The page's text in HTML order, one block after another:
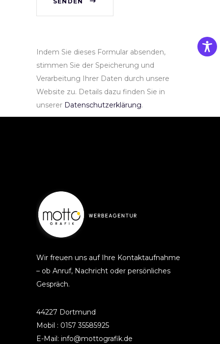
Indem Sie dieses Formular absenden,
stimmen Sie der Speicherung und
Verarbeitung Ihrer Daten durch unsere
Website zu. Details dazu finden Sie in
unserer Datenschutzerklärung.
Wir freuen uns auf Ihre Kontaktaufnahme
– ob Anruf, Nachricht oder persönliches
Gespräch.
44227 Dortmund
Mobil : 0157 35585925
E-Mail: info@mottografik.de